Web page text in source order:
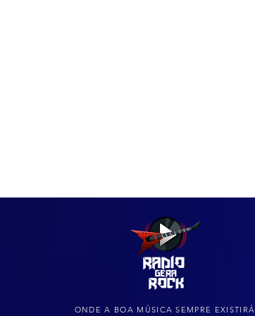
ONDE A BOA MÚSICA SEMPRE EXISTIRÁ